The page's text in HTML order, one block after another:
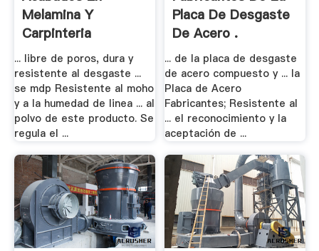
Melamina Y
Carpinteria
Metalica - .
... libre de poros, dura y
resistente al desgaste ...
se mdp Resistente al moho
y a la humedad de linea ... al
polvo de este producto. Se
regula el ...
Placa De Desgaste
De Acero .
... de la placa de desgaste
de acero compuesto y ... la
Placa de Acero
Fabricantes; Resistente al
... el reconocimiento y la
aceptación de ...